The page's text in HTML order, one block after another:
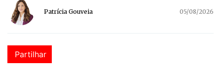
Patrícia Gouveia 05/08/2026
Partilhar